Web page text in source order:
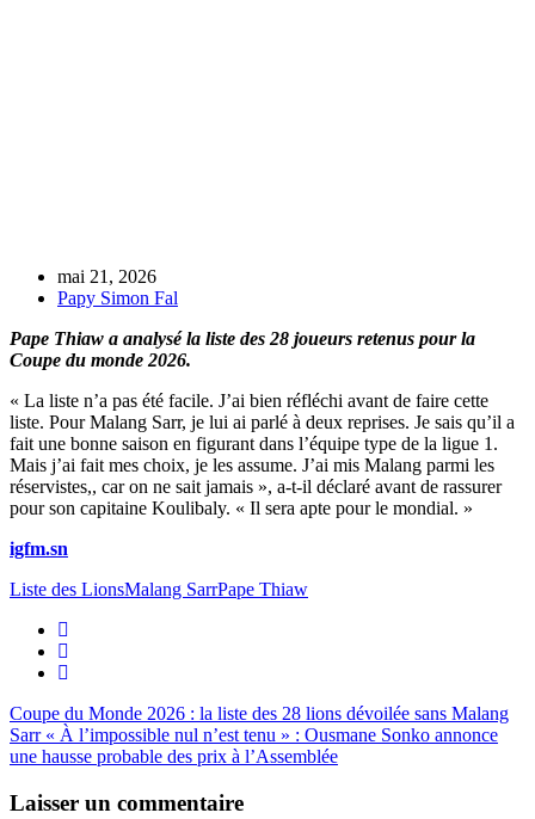
mai 21, 2026
Papy Simon Fal
Pape Thiaw a analysé la liste des 28 joueurs retenus pour la
Coupe du monde 2026.
« La liste n’a pas été facile. J’ai bien réfléchi avant de faire cette
liste. Pour Malang Sarr, je lui ai parlé à deux reprises. Je sais qu’il a
fait une bonne saison en figurant dans l’équipe type de la ligue 1.
Mais j’ai fait mes choix, je les assume. J’ai mis Malang parmi les
réservistes,, car on ne sait jamais », a-t-il déclaré avant de rassurer
pour son capitaine Koulibaly. « Il sera apte pour le mondial. »
igfm.sn
Liste des LionsMalang SarrPape Thiaw
Coupe du Monde 2026 : la liste des 28 lions dévoilée sans Malang
Sarr « À l’impossible nul n’est tenu » : Ousmane Sonko annonce
une hausse probable des prix à l’Assemblée
Laisser un commentaire